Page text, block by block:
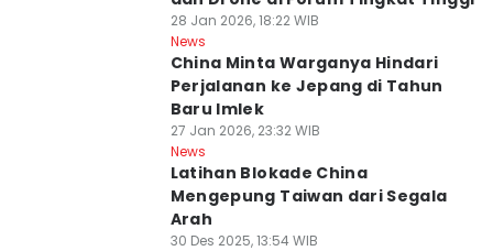
28 Jan 2026, 18:22 WIB
News
China Minta Warganya Hindari
Perjalanan ke Jepang di Tahun
Baru Imlek
27 Jan 2026, 23:32 WIB
News
Latihan Blokade China
Mengepung Taiwan dari Segala
Arah
30 Des 2025, 13:54 WIB